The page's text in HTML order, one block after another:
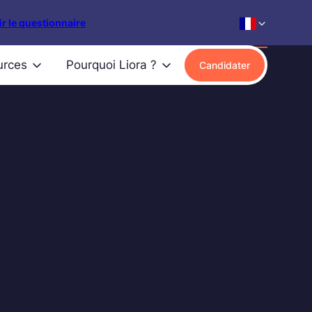
le questionnaire
Pourquoi Liora ? Candidater